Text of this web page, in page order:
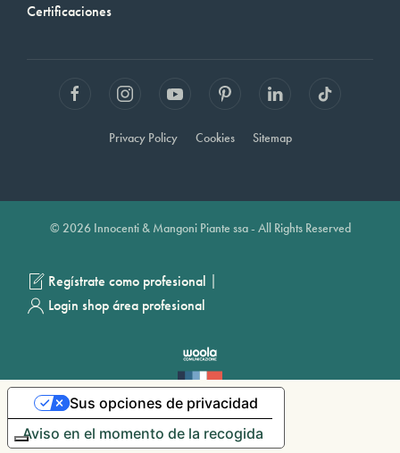
Certificaciones
Privacy Policy Cookies Sitemap
© 2026 Innocenti & Mangoni Piante ssa - All Rights Reserved
Regístrate como profesional |
Login shop área profesional
Aviso en el momento de la recogida
Sus opciones de privacidad